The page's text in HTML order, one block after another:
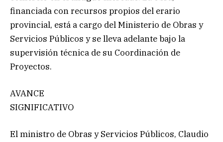
financiada con recursos propios del erario
provincial, está a cargo del Ministerio de Obras y
Servicios Públicos y se lleva adelante bajo la
supervisión técnica de su Coordinación de
Proyectos.
AVANCE
SIGNIFICATIVO
El ministro de Obras y Servicios Públicos, Claudio